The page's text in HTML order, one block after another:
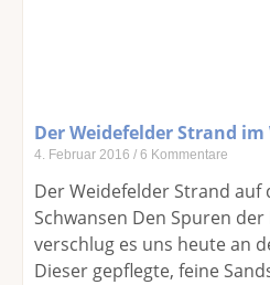
Der Weidefelder Strand
4. Februar 2016 6 Kommentare
Der Weidefelder Strand auf
Schwansen Den Spuren
verschlug es uns heute an
Dieser gepflegte, feine